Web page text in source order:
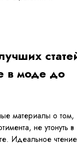
в моде до
материалы о том,
не утонуть в
Идеальное чтение